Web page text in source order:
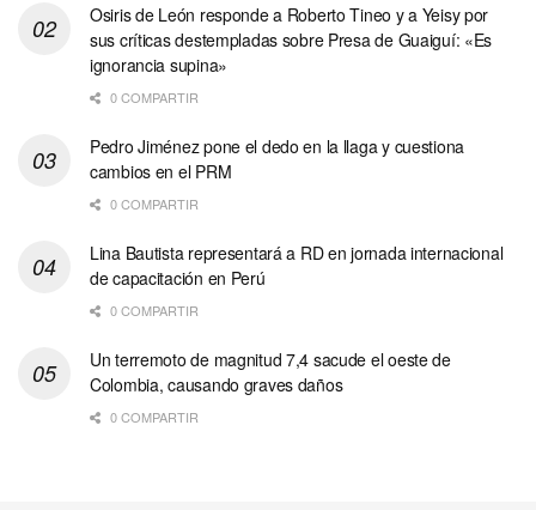
Osiris de León responde a Roberto Tineo y a Yeisy por
sus críticas destempladas sobre Presa de Guaiguí: «Es
ignorancia supina»
0 COMPARTIR
Pedro Jiménez pone el dedo en la llaga y cuestiona
cambios en el PRM
0 COMPARTIR
Lina Bautista representará a RD en jornada internacional
de capacitación en Perú
0 COMPARTIR
Un terremoto de magnitud 7,4 sacude el oeste de
Colombia, causando graves daños
0 COMPARTIR